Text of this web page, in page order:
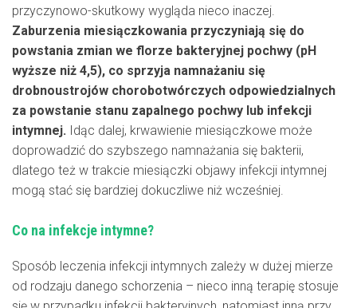
przyczynowo-skutkowy wygląda nieco inaczej.
Zaburzenia miesiączkowania przyczyniają się do
powstania zmian we florze bakteryjnej pochwy (pH
wyższe niż 4,5), co sprzyja namnażaniu się
drobnoustrojów chorobotwórczych odpowiedzialnych
za powstanie stanu zapalnego pochwy lub infekcji
intymnej. Idąc dalej, krwawienie miesiączkowe może
doprowadzić do szybszego namnażania się bakterii,
dlatego też w trakcie miesiączki objawy infekcji intymnej
mogą stać się bardziej dokuczliwe niż wcześniej.
Co na infekcje intymne?
Sposób leczenia infekcji intymnych zależy w dużej mierze
od rodzaju danego schorzenia – nieco inną terapię stosuje